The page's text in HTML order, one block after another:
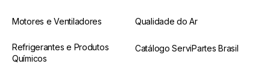
Motores e Ventiladores Qualidade do Ar
Refrigerantes e Produtos
Químicos
Catálogo ServiPartes Brasil